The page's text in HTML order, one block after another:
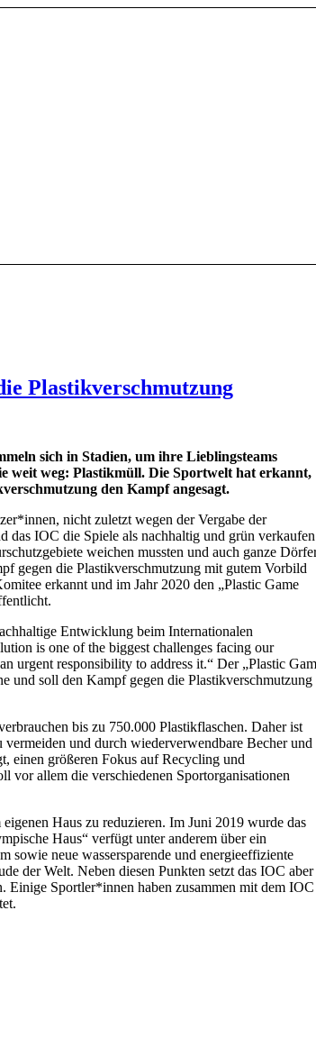
Plastikverschmutzung
sich in Stadien, um ihre Lieblingsteams
weit weg: Plastikmüll. Die Sportwelt hat erkannt,
den Kampf angesagt.
nicht zuletzt wegen der Vergabe der
IOC die Spiele als nachhaltig und grün verkaufen
weichen mussten und auch ganze
gegen die Plastikverschmutzung mit gutem Vorbild
erkannt und im Jahr 2020 den „Plastic Game
Entwicklung beim Internationalen
is one of the biggest challenges facing our
urgent responsibility to address it.“ Der „Plastic
und soll den Kampf gegen die Plastikverschmutzung
bis zu 750.000 Plastikflaschen. Daher ist
und durch wiederverwendbare Becher und
einen größeren Fokus auf Recycling und
vor allem die verschiedenen Sportorganisationen
Haus zu reduzieren. Im Juni 2019 wurde das
Haus“ verfügt unter anderem über ein
sowie neue wassersparende und energieeffiziente
der Welt. Neben diesen Punkten setzt das IOC aber
Sportler*innen haben zusammen mit dem IOC